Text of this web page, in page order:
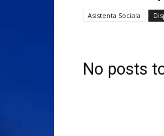
Asistenta Sociala
No posts